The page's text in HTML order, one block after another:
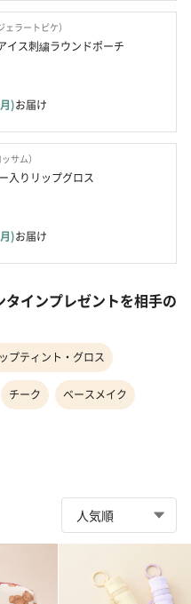
ラートピケ）
イス刺繍ラウンドポーチ
)お届け
サム）
入りリップグロス
)お届け
インプレゼントを相手の
プティント・グロス
チーク ベースメイク